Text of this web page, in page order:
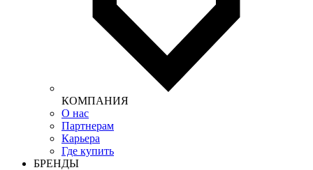
КОМПАНИЯ
О нас
Партнерам
Карьера
Где купить
БРЕНДЫ